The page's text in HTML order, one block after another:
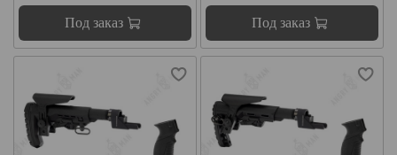
Под заказ Под заказ